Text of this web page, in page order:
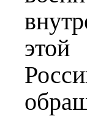
этой